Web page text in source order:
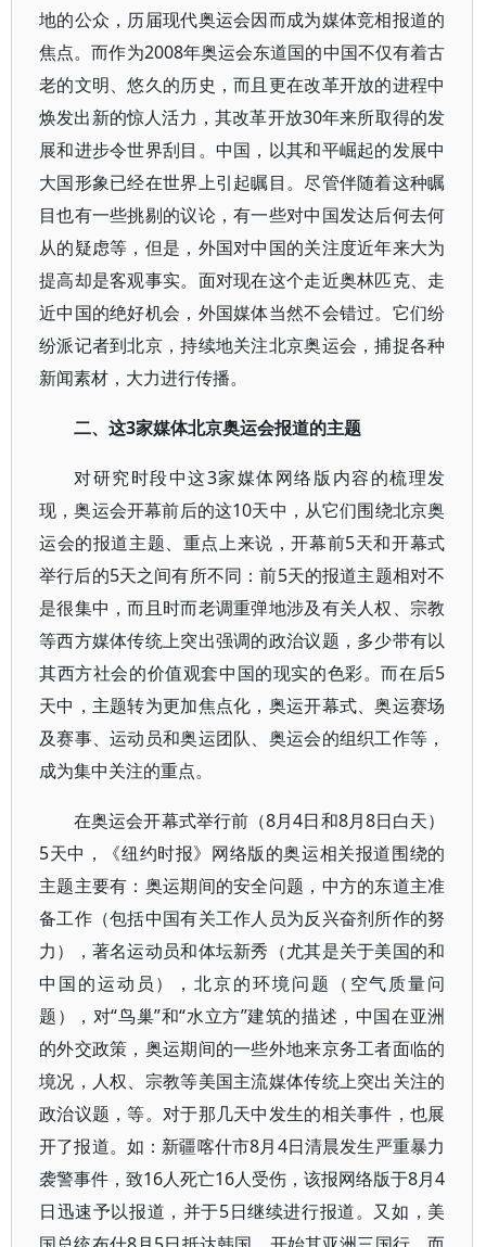
地的公众，历届现代奥运会因而成为媒体竞相报道的
焦点。而作为2008年奥运会东道国的中国不仅有着古
老的文明、悠久的历史，而且更在改革开放的进程中
焕发出新的惊人活力，其改革开放30年来所取得的发
展和进步令世界刮目。中国，以其和平崛起的发展中
大国形象已经在世界上引起瞩目。尽管伴随着这种瞩
目也有一些挑剔的议论，有一些对中国发达后何去何
从的疑虑等，但是，外国对中国的关注度近年来大为
提高却是客观事实。面对现在这个走近奥林匹克、走
近中国的绝好机会，外国媒体当然不会错过。它们纷
纷派记者到北京，持续地关注北京奥运会，捕捉各种
新闻素材，大力进行传播。
二、这3家媒体北京奥运会报道的主题
对研究时段中这3家媒体网络版内容的梳理发
现，奥运会开幕前后的这10天中，从它们围绕北京奥
运会的报道主题、重点上来说，开幕前5天和开幕式
举行后的5天之间有所不同：前5天的报道主题相对不
是很集中，而且时而老调重弹地涉及有关人权、宗教
等西方媒体传统上突出强调的政治议题，多少带有以
其西方社会的价值观套中国的现实的色彩。而在后5
天中，主题转为更加焦点化，奥运开幕式、奥运赛场
及赛事、运动员和奥运团队、奥运会的组织工作等，
成为集中关注的重点。
在奥运会开幕式举行前（8月4日和8月8日白天）
5天中，《纽约时报》网络版的奥运相关报道围绕的
主题主要有：奥运期间的安全问题，中方的东道主准
备工作（包括中国有关工作人员为反兴奋剂所作的努
力），著名运动员和体坛新秀（尤其是关于美国的和
中国的运动员），北京的环境问题（空气质量问
题），对“鸟巢”和“水立方”建筑的描述，中国在亚洲
的外交政策，奥运期间的一些外地来京务工者面临的
境况，人权、宗教等美国主流媒体传统上突出关注的
政治议题，等。对于那几天中发生的相关事件，也展
开了报道。如：新疆喀什市8月4日清晨发生严重暴力
袭警事件，致16人死亡16人受伤，该报网络版于8月4
日迅速予以报道，并于5日继续进行报道。又如，美